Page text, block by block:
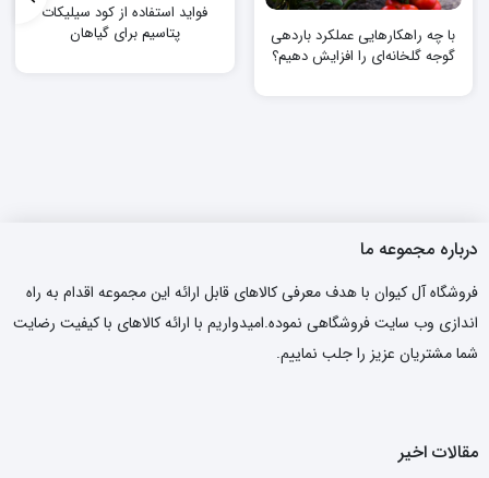
با چه راهکارهایی عملکرد باردهی
گوجه گلخانه‌ای را افزایش دهیم؟
فواید استفاده از کود سیلیکات
پتاسیم برای گیاهان
درباره مجموعه ما
فروشگاه آل کیوان با هدف معرفی کالاهای قابل ارائه این مجموعه اقدام به راه
اندازی وب سایت فروشگاهی نموده.امیدواریم با ارائه کالاهای با کیفیت رضایت
شما مشتریان عزیز را جلب نماییم.
مقالات اخیر